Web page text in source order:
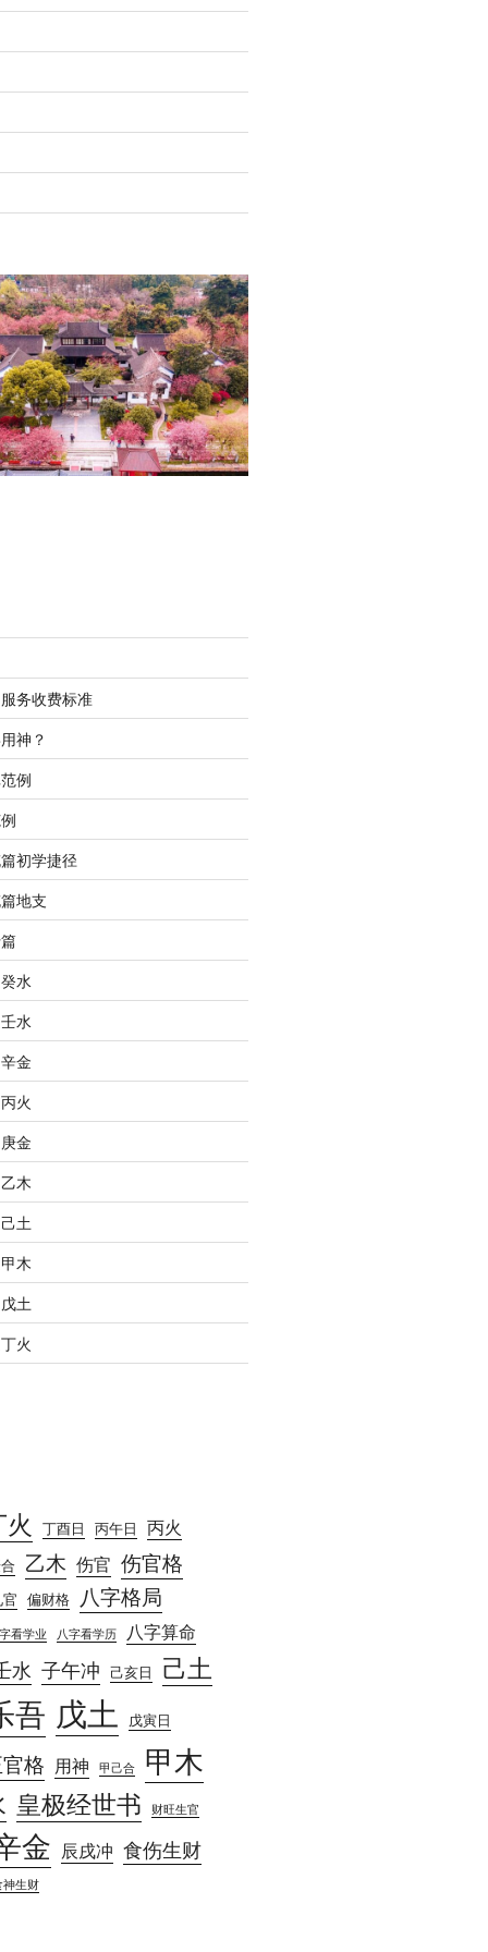
务收费标准
神？
例
初学捷径
地支
水
水
金
火
金
木
土
木
土
火
丁酉日 丙午日 丙火
乙木 伤官 伤官格
偏财格 八字格局
看学业 八字看学历 八字算命
水 子午冲 己亥日 己土
吾 戊土 戊寅日
格 用神 甲己合 甲木
皇极经世书 财旺生官
金 辰戌冲 食伤生财
神生财